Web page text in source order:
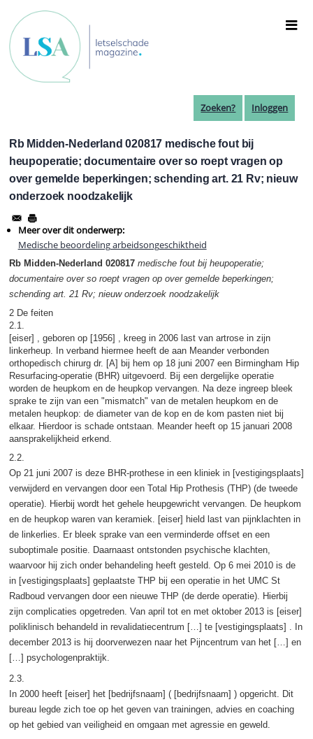
naar
de
inhoud
gaan
Zoeken? Inloggen
Rb Midden-Nederland 020817 medische fout bij
heupoperatie; documentaire over so roept vragen op
over gemelde beperkingen; schending art. 21 Rv; nieuw
onderzoek noodzakelijk
Meer over dit onderwerp:
Medische beoordeling arbeidsongeschiktheid
Rb Midden-Nederland 020817 medische fout bij heupoperatie;
documentaire over so roept vragen op over gemelde beperkingen;
schending art. 21 Rv; nieuw onderzoek noodzakelijk
2 De feiten
2.1.
[eiser] , geboren op [1956] , kreeg in 2006 last van artrose in zijn
linkerheup. In verband hiermee heeft de aan Meander verbonden
orthopedisch chirurg dr. [A] bij hem op 18 juni 2007 een Birmingham Hip
Resurfacing-operatie (BHR) uitgevoerd. Bij een dergelijke operatie
worden de heupkom en de heupkop vervangen. Na deze ingreep bleek
sprake te zijn van een "mismatch" van de metalen heupkom en de
metalen heupkop: de diameter van de kop en de kom pasten niet bij
elkaar. Hierdoor is schade ontstaan. Meander heeft op 15 januari 2008
aansprakelijkheid erkend.
2.2.
Op 21 juni 2007 is deze BHR-prothese in een kliniek in [vestigingsplaats]
verwijderd en vervangen door een Total Hip Prothesis (THP) (de tweede
operatie). Hierbij wordt het gehele heupgewricht vervangen. De heupkom
en de heupkop waren van keramiek. [eiser] hield last van pijnklachten in
de linkerlies. Er bleek sprake van een verminderde offset en een
suboptimale positie. Daarnaast ontstonden psychische klachten,
waarvoor hij zich onder behandeling heeft gesteld. Op 6 mei 2010 is de
in [vestigingsplaats] geplaatste THP bij een operatie in het UMC St
Radboud vervangen door een nieuwe THP (de derde operatie). Hierbij
zijn complicaties opgetreden. Van april tot en met oktober 2013 is [eiser]
poliklinisch behandeld in revalidatiecentrum […] te [vestigingsplaats] . In
december 2013 is hij doorverwezen naar het Pijncentrum van het […] en
[…] psychologenpraktijk.
2.3.
In 2000 heeft [eiser] het [bedrijfsnaam] ( [bedrijfsnaam] ) opgericht. Dit
bureau legde zich toe op het geven van trainingen, advies en coaching
op het gebied van veiligheid en omgaan met agressie en geweld.